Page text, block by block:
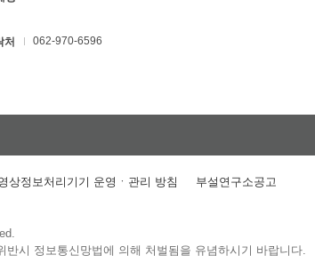
처 062-970-6596
상정보처리기기 운영ㆍ관리 방침 부설연구소공고
시 정보통신망법에 의해 처벌됨을 유념하시기 바랍니다.